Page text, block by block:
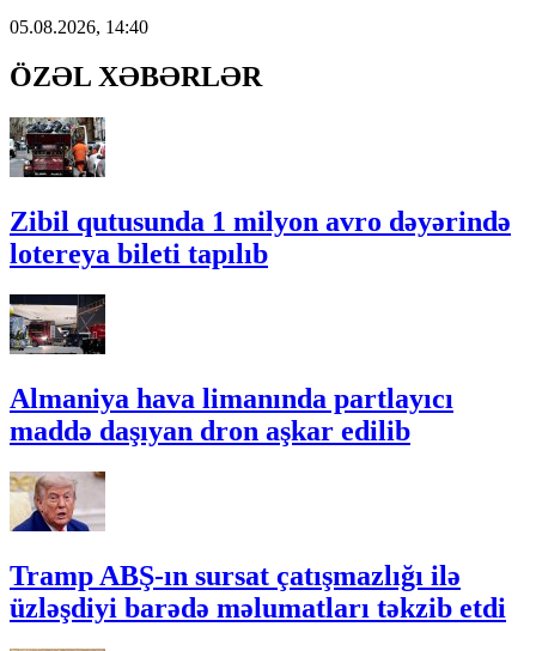
05.08.2026, 14:40
ÖZƏL XƏBƏRLƏR
Zibil qutusunda 1 milyon avro dəyərində
lotereya bileti tapılıb
Almaniya hava limanında partlayıcı
maddə daşıyan dron aşkar edilib
Tramp ABŞ-ın sursat çatışmazlığı ilə
üzləşdiyi barədə məlumatları təkzib etdi